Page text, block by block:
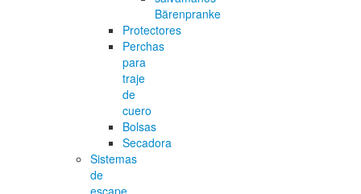
Bärenpranke
Protectores
Perchas
para
traje
de
cuero
Bolsas
Secadora
Sistemas
de
escape